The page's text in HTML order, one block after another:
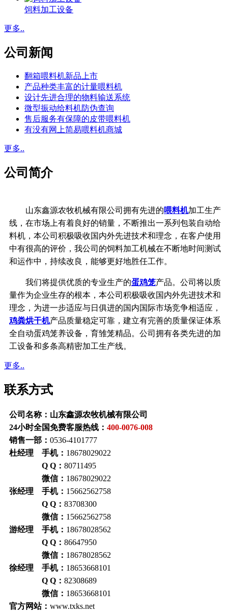
饲料加工设备
更多..
公司新闻
翻箱喂料机新品上市
产品种类丰富的计量喂料机
设计先进合理的物料输送系统
微型振动给料机防伪查询
售后服务有保障的皮带喂料机
有没有网上简易喂料机商城
更多..
公司简介
山东鑫源农牧机械有限公司拥有先进的喂料机加工生产
线，在市场上有着良好的销量，不断推出一系列包装自动给
料机，本公司积极吸收国内外先进技术和理念，在客户使用
中有很高的评价，我公司的饲料加工机械在不断地时间测试
和运作中，持续改良，能够更好地胜任工作。
我们将提供优质的专业生产的蛋鸡笼产品。公司将以质
量作为企业生存的根本， 本公司积极吸收国内外先进技术和
理念， 为进一步适应与日俱进的国内国际市场竞争相适应，
鸡粪烘干机产品质量稳定可靠， 建立有完善的质量保证体系
全自动蛋鸡笼养设备，育雏笼精品。公司拥有各类先进的加
工设备和多条高精密加工生产线。
更多..
联系方式
公司名称：山东鑫源农牧机械有限公司
24小时全国免费客服热线： 400-0076-008
销售一部： 0536-4101777
杜经理 手机： 18678029022
Q Q： 80711495
微信： 18678029022
张经理 手机： 15662562758
Q Q： 83708300
微信： 15662562758
游经理 手机： 18678028562
Q Q： 86647950
微信： 18678028562
徐经理 手机： 18653668101
Q Q： 82308689
微信： 18653668101
官方网站： www.txks.net